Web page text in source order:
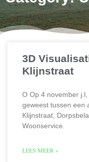
3D
Klijnstraat
O Op 4 november
geweest tussen een
Klijnstraat,
Woonservice.
LEES MEER »